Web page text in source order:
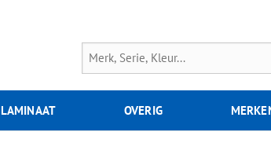
LAMINAAT OVERIG